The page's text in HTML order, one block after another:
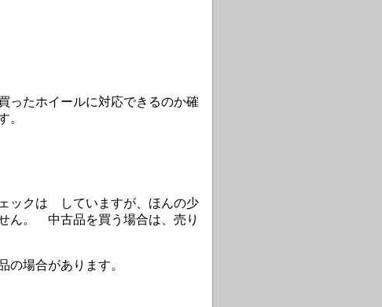
たホイールに対応できるのか確
。
ックは していますが、ほんの少
ん。
中古品を買う場合は、売り
の場合があります。